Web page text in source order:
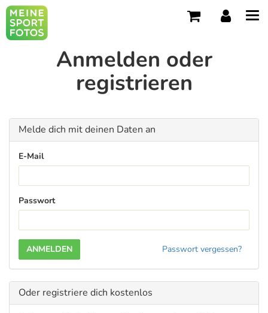
Anmelden oder
registrieren
Melde dich mit deinen Daten an
E-Mail
Passwort
Passwort vergessen?
Oder registriere dich kostenlos